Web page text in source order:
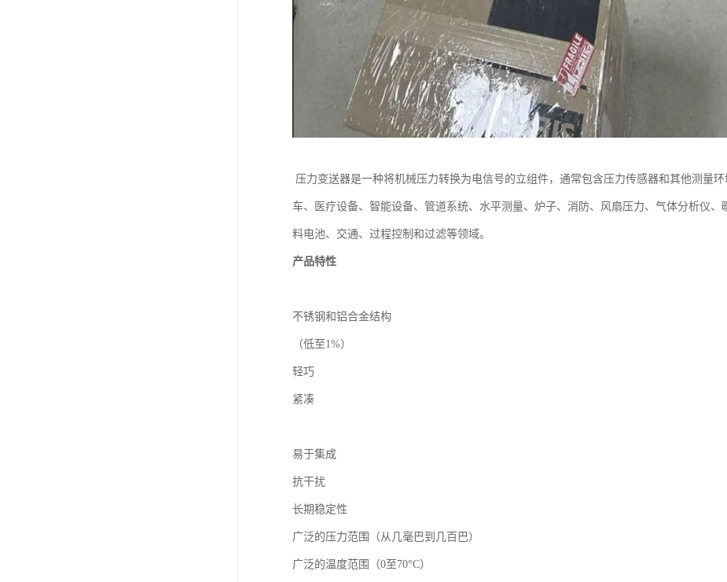
压力变送器是一种将机械压力转换为电信号的立组件，通常包含压力传感器和其他测量
车、医疗设备、智能设备、管道系统、水平测量、炉子、消防、风扇压力、气体分析仪
料电池、交通、过程控制和过滤等领域。
产品特性
不锈钢和铝合金结构
（低至1%）
轻巧
紧凑
易于集成
抗干扰
长期稳定性
广泛的压力范围（从几毫巴到几百巴）
广泛的温度范围（0至70°C）